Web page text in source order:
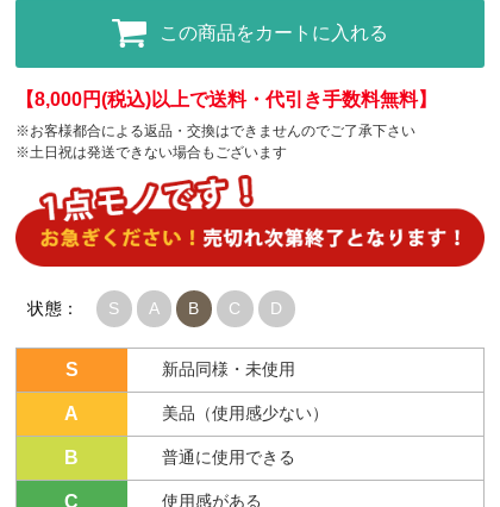
この商品をカートに入れる
【8,000円(税込)以上で送料・代引き手数料無料】
※お客様都合による返品・交換はできませんのでご了承下さい
※土日祝は発送できない場合もございます
状態： S A B C D
S 新品同様・未使用
A 美品（使用感少ない）
B 普通に使用できる
C 使用感がある